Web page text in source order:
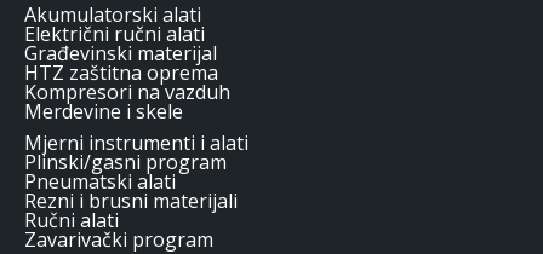
Akumulatorski alati
Električni ručni alati
Građevinski materijal
HTZ zaštitna oprema
Kompresori na vazduh
Merdevine i skele
Mjerni instrumenti i alati
Plinski/gasni program
Pneumatski alati
Rezni i brusni materijali
Ručni alati
Zavarivački program